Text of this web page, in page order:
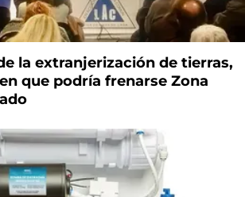
la extranjerización de tierras,
que podría frenarse Zona